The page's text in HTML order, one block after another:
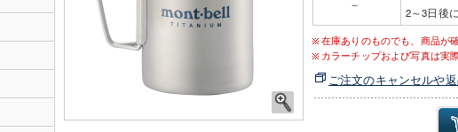
－
2～3日後
在庫ありのものでも、商品が
カラーチップおよび写真は実
ご注文のキャンセルや